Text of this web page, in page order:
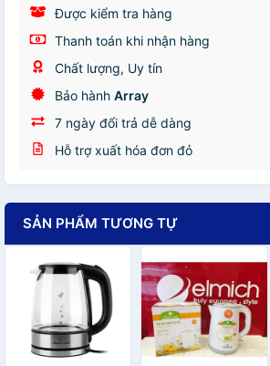
Được kiểm tra hàng
Thanh toán khi nhận hàng
Chất lượng, Uy tín
Bảo hành Array
7 ngày đổi trả dễ dàng
Hỗ trợ xuất hóa đơn đỏ
SẢN PHẨM TƯƠNG TỰ